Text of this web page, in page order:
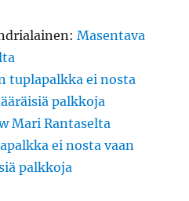
:Masentava
tuplapalkka ei nosta
palkkoja
Mari Rantaselta
ei nosta vaan
palkkoja